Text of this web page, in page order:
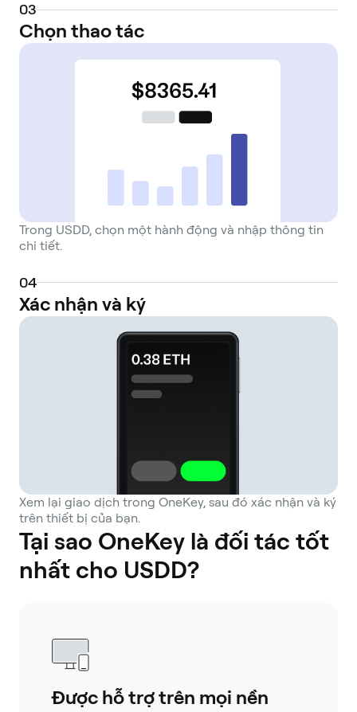
03
Chọn thao tác
Trong USDD, chọn một hành động và nhập thông tin
chi tiết.
04
Xác nhận và ký
Xem lại giao dịch trong OneKey, sau đó xác nhận và ký
trên thiết bị của bạn.
Tại sao OneKey là đối tác tốt
nhất cho USDD?
Được hỗ trợ trên mọi nền